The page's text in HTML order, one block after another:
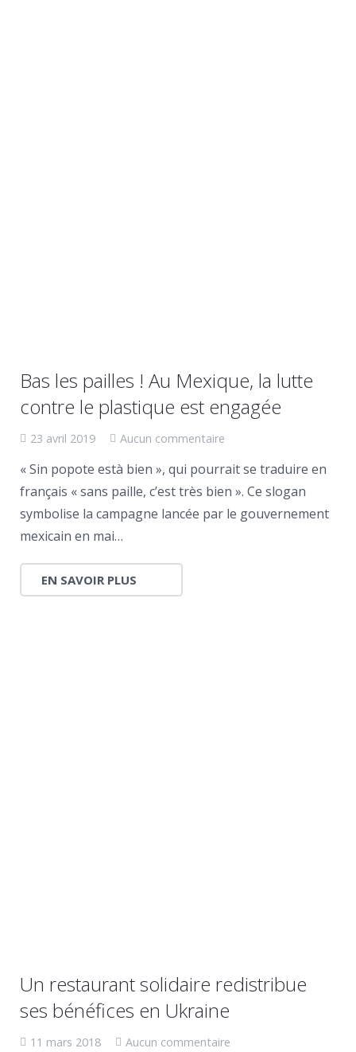
Bas les pailles ! Au Mexique, la lutte
contre le plastique est engagée
23 avril 2019 Aucun commentaire
« Sin popote està bien », qui pourrait se traduire en
français « sans paille, c’est très bien ». Ce slogan
symbolise la campagne lancée par le gouvernement
mexicain en mai…
EN SAVOIR PLUS
Un restaurant solidaire redistribue
ses bénéfices en Ukraine
11 mars 2018 Aucun commentaire